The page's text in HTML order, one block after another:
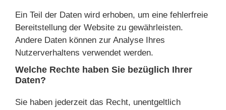
Ein Teil der Daten wird erhoben, um eine fehlerfreie
Bereitstellung der Website zu gewährleisten.
Andere Daten können zur Analyse Ihres
Nutzerverhaltens verwendet werden.
Welche Rechte haben Sie bezüglich Ihrer
Daten?
Sie haben jederzeit das Recht, unentgeltlich